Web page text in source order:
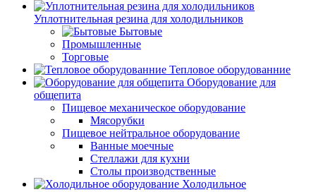
Уплотнительная резина для холодильников
Бытовые
Промышленные
Торговые
Тепловое оборудованние
Оборудование для
общепита
Пищевое механическое оборудование
Мясорубки
Пищевое нейтральное оборудование
Ванные моечные
Стеллажи для кухни
Столы производственные
Холодильное